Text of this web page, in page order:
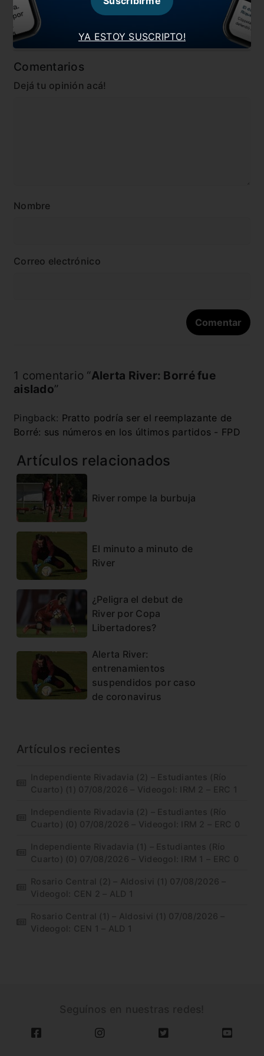
#Noticia #Rafael Santos Borré
#River
Comentarios
Dejá tu opinión acá!
Nombre
Correo electrónico
1 comentario “Alerta River: Borré fue
aislado”
Pingback: Pratto podría ser el reemplazante de
Borré: sus números en los últimos partidos - FPD
Artículos relacionados
River rompe la burbuja
El minuto a minuto de
River
¿Peligra el debut de
River por Copa
Libertadores?
Alerta River:
entrenamientos
suspendidos por caso
de coronavirus
Artículos recientes
Independiente Rivadavia (2) – Estudiantes (Río
Cuarto) (1) 07/08/2026 – Videogol: IRM 2 – ERC 1
Independiente Rivadavia (2) – Estudiantes (Río
Cuarto) (0) 07/08/2026 – Videogol: IRM 2 – ERC 0
Independiente Rivadavia (1) – Estudiantes (Río
Cuarto) (0) 07/08/2026 – Videogol: IRM 1 – ERC 0
Rosario Central (2) – Aldosivi (1) 07/08/2026 –
Videogol: CEN 2 – ALD 1
Rosario Central (1) – Aldosivi (1) 07/08/2026 –
Videogol: CEN 1 – ALD 1
YA ESTOY SUSCRIPTO!